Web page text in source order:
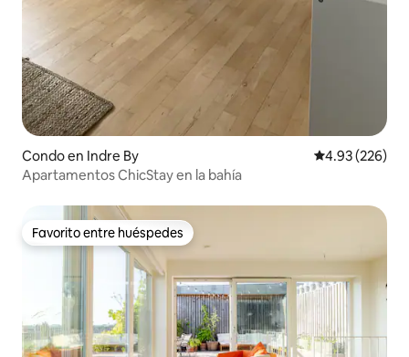
Condo en Indre By Calificación
4.93 (226)
Apartamentos ChicStay en la bahía
Favorito entre huéspedes
Favorito entre huéspedes